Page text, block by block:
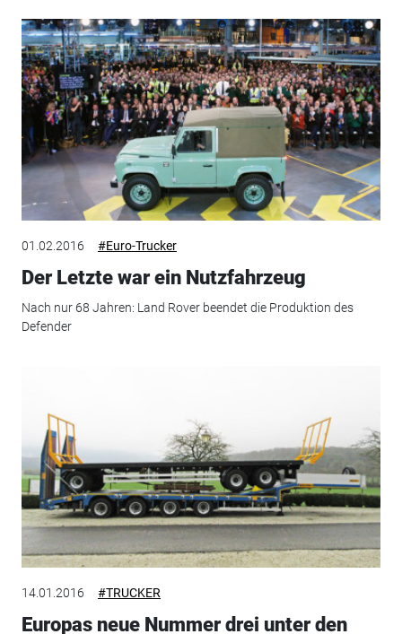
01.02.2016 #Euro-Trucker
Der Letzte war ein Nutzfahrzeug
Nach nur 68 Jahren: Land Rover beendet die Produktion des
Defender
14.01.2016 #TRUCKER
Europas neue Nummer drei unter den